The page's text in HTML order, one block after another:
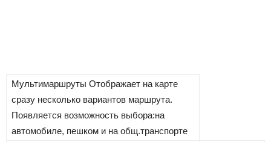
Мультимаршруты Отображает на карте
сразу несколько вариантов маршрута.
Появляется возможность выбора:на
автомобиле, пешком и на общ.транспорте